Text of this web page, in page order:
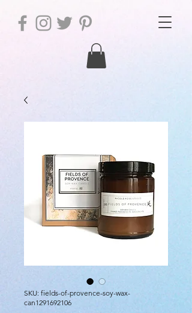
SKU: fields-of-provence-soy-wax-
can1291692106